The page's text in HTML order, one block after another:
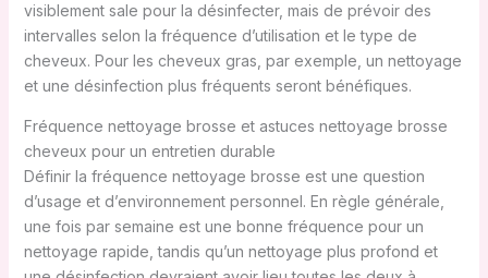
visiblement sale pour la désinfecter, mais de prévoir des
intervalles selon la fréquence d’utilisation et le type de
cheveux. Pour les cheveux gras, par exemple, un nettoyage
et une désinfection plus fréquents seront bénéfiques.
Fréquence nettoyage brosse et astuces nettoyage brosse
cheveux pour un entretien durable
Définir la fréquence nettoyage brosse est une question
d’usage et d’environnement personnel. En règle générale,
une fois par semaine est une bonne fréquence pour un
nettoyage rapide, tandis qu’un nettoyage plus profond et